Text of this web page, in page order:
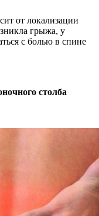
от локализации
грыжа, у
с болью в спине
столба